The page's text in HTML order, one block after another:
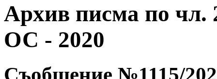
Архив писма по чл.
ОС - 2020
Съобщение №1115/